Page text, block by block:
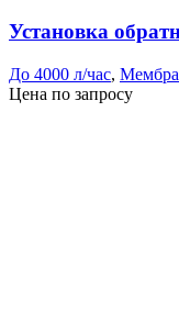
Установка
До 4000 л/час,
Цена по запросу